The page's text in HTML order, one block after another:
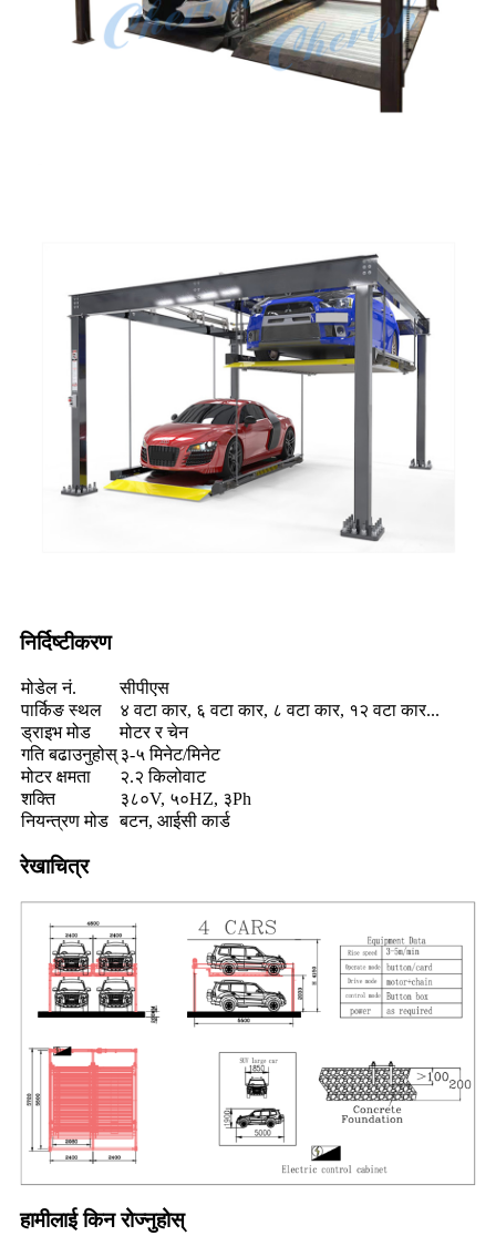
निर्दिष्टीकरण
मोडेल नं.
सीपीएस
पार्किङ स्थल
४ वटा कार, ६ वटा कार, ८ वटा कार, १२ वटा कार...
ड्राइभ मोड
मोटर र चेन
गति बढाउनुहोस्३-५ मिनेट/मिनेट
मोटर क्षमता
२.२ किलोवाट
शक्ति
३८०V, ५०HZ, ३Ph
नियन्त्रण मोड बटन, आईसी कार्ड
रेखाचित्र
हामीलाई किन रोज्नुहोस्